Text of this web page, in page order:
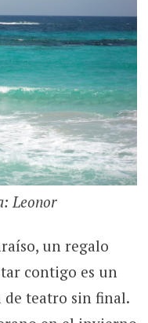
Leonor
un regalo
contigo es un
de teatro sin final.